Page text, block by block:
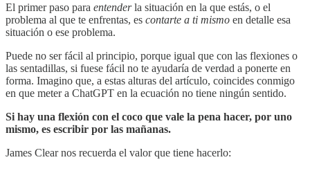
El primer paso para entenderla situación en la que estás, o el
problema al que te enfrentas, es contarte a ti mismo en detalle esa
situación o ese problema.
Puede no ser fácil al principio, porque igual que con las flexiones o
las sentadillas, si fuese fácil no te ayudaría de verdad a ponerte en
forma. Imagino que, a estas alturas del artículo, coincides conmigo
en que meter a ChatGPT en la ecuación no tiene ningún sentido.
Si hay una flexión con el coco que vale la pena hacer, por uno
mismo, es escribir por las mañanas.
James Clear nos recuerda el valor que tiene hacerlo: